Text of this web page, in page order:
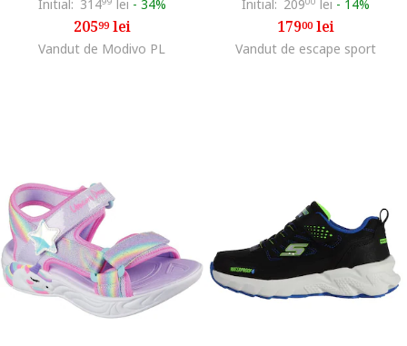
Initial: 314 lei - 34%
20599lei
Vandut de Modivo PL
Initial: 209 lei - 14%
17900lei
Vandut de escape sport